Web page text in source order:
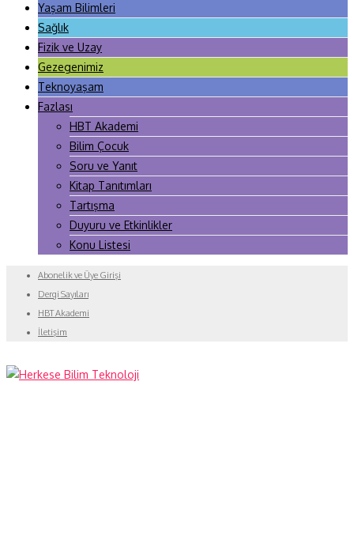
Yaşam Bilimleri
Sağlık
Fizik ve Uzay
Gezegenimiz
Teknoyaşam
Fazlası
HBT Akademi
Bilim Çocuk
Soru ve Yanıt
Kitap Tanıtımları
Tartışma
Duyuru ve Etkinlikler
Konu Listesi
Abonelik ve Üye Girişi
Dergi Sayıları
HBT Akademi
İletişim